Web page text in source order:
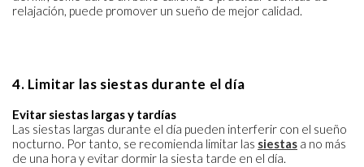
relajación, puede promover un sueño de mejor calidad.
4. Limitar las siestas durante el día
Evitar siestas largas y tardías
Las siestas largas durante el día pueden interferir con el sueño
nocturno. Por tanto, se recomienda limitar las siestas a no más
de una hora y evitar dormir la siesta tarde en el día.